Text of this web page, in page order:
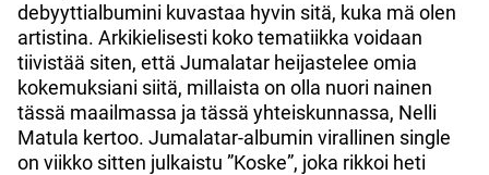
debyyttialbumini kuvastaa hyvin sitä, kuka mä olen
artistina. Arkikielisesti koko tematiikka voidaan
tiivistää siten, että Jumalatar heijastelee omia
kokemuksiani siitä, millaista on olla nuori nainen
tässä maailmassa ja tässä yhteiskunnassa, Nelli
Matula kertoo. Jumalatar-albumin virallinen single
on viikko sitten julkaistu ”Koske”, joka rikkoi heti